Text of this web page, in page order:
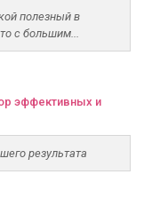
полезный в
с большим...
эффективных и
результата